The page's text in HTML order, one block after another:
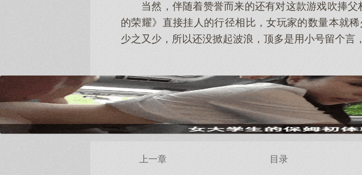
当然，伴随着赞誉而来的还有对这款游戏吹捧
的荣耀》直接挂人的行径相比，女玩家的数量本就
少之又少，所以还没掀起波浪，顶多是用小号留个言
x
上一章 目录